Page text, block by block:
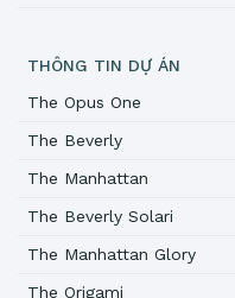
THÔNG TIN DỰ ÁN
The Opus One
The Beverly
The Manhattan
The Beverly Solari
The Manhattan Glory
The Origami